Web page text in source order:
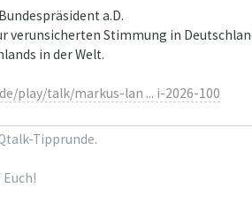
a.D.
verunsicherten Stimmung in
in der Welt.
play/talk/markus-lan ... i-2026-100
Tipprunde.